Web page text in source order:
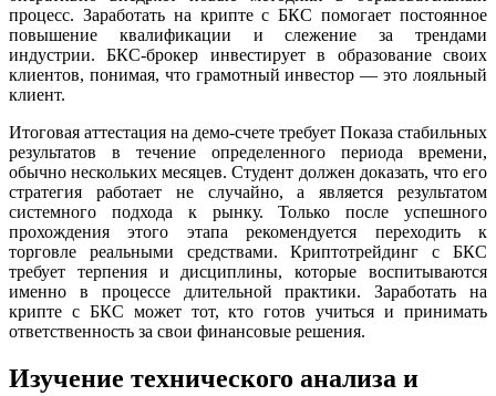
процесс. Заработать на крипте с БКС помогает постоянное
повышение квалификации и слежение за трендами
индустрии. БКС-брокер инвестирует в образование своих
клиентов, понимая, что грамотный инвестор — это лояльный
клиент.
Итоговая аттестация на демо-счете требует Показа стабильных
результатов в течение определенного периода времени,
обычно нескольких месяцев. Студент должен доказать, что его
стратегия работает не случайно, а является результатом
системного подхода к рынку. Только после успешного
прохождения этого этапа рекомендуется переходить к
торговле реальными средствами. Криптотрейдинг с БКС
требует терпения и дисциплины, которые воспитываются
именно в процессе длительной практики. Заработать на
крипте с БКС может тот, кто готов учиться и принимать
ответственность за свои финансовые решения.
Изучение технического анализа и